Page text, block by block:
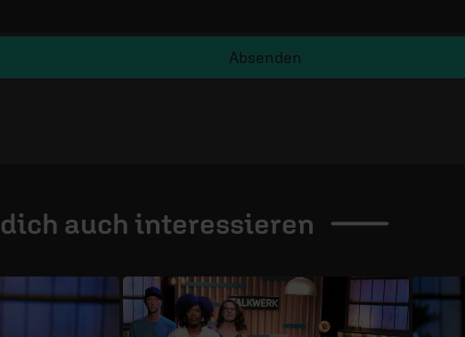
Absenden
auch interessieren